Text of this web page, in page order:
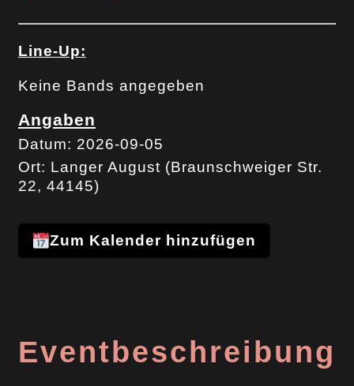
Line-Up:
Keine Bands angegeben
Angaben
Datum: 2026-09-05
Ort: Langer August (Braunschweiger Str.
22, 44145)
Zum Kalender hinzufügen
Eventbeschreibung